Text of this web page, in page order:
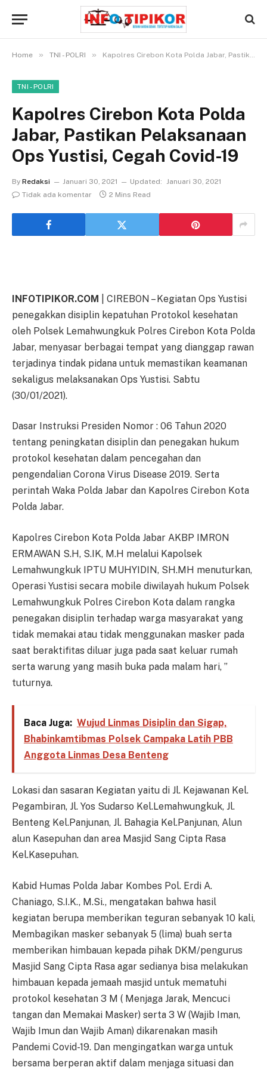
Home » TNI - POLRI » Kapolres Cirebon Kota Polda Jabar, Pastikan Pelaksanaan Ops Yustisi, Cegah Covid-19
TNI - POLRI
Kapolres Cirebon Kota Polda
Jabar, Pastikan Pelaksanaan
Ops Yustisi, Cegah Covid-19
By Redaksi Januari 30, 2021 Updated: Januari 30, 2021
Tidak ada komentar
2 Mins Read
INFOTIPIKOR.COM | CIREBON – Kegiatan Ops Yustisi
penegakkan disiplin kepatuhan Protokol kesehatan
oleh Polsek Lemahwungkuk Polres Cirebon Kota Polda
Jabar, menyasar berbagai tempat yang dianggap rawan
terjadinya tindak pidana untuk memastikan keamanan
sekaligus melaksanakan Ops Yustisi. Sabtu
(30/01/2021).
Dasar Instruksi Presiden Nomor : 06 Tahun 2020
tentang peningkatan disiplin dan penegakan hukum
protokol kesehatan dalam pencegahan dan
pengendalian Corona Virus Disease 2019. Serta
perintah Waka Polda Jabar dan Kapolres Cirebon Kota
Polda Jabar.
Kapolres Cirebon Kota Polda Jabar AKBP IMRON
ERMAWAN S.H, S.IK, M.H melalui Kapolsek
Lemahwungkuk IPTU MUHYIDIN, SH.MH menuturkan,
Operasi Yustisi secara mobile diwilayah hukum Polsek
Lemahwungkuk Polres Cirebon Kota dalam rangka
penegakan disiplin terhadap warga masyarakat yang
tidak memakai atau tidak menggunakan masker pada
saat beraktifitas diluar juga pada saat keluar rumah
serta warung yang masih buka pada malam hari, ”
tuturnya.
Baca Juga: Wujud Linmas Disiplin dan Sigap,
Bhabinkamtibmas Polsek Campaka Latih PBB
Anggota Linmas Desa Benteng
Lokasi dan sasaran Kegiatan yaitu di Jl. Kejawanan Kel.
Pegambiran, Jl. Yos Sudarso Kel.Lemahwungkuk, Jl.
Benteng Kel.Panjunan, Jl. Bahagia Kel.Panjunan, Alun
alun Kasepuhan dan area Masjid Sang Cipta Rasa
Kel.Kasepuhan.
Kabid Humas Polda Jabar Kombes Pol. Erdi A.
Chaniago, S.I.K., M.Si., mengatakan bahwa hasil
kegiatan berupa memberikan teguran sebanyak 10 kali,
Membagikan masker sebanyak 5 (lima) buah serta
memberikan himbauan kepada pihak DKM/pengurus
Masjid Sang Cipta Rasa agar sedianya bisa melakukan
himbauan kepada jemaah masjid untuk mematuhi
protokol kesehatan 3 M ( Menjaga Jarak, Mencuci
tangan dan Memakai Masker) serta 3 W (Wajib Iman,
Wajib Imun dan Wajib Aman) dikarenakan masih
Pandemi Covid-19. Dan mengingatkan warga untuk
bersama berperan aktif dalam menjaga situasi dan